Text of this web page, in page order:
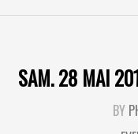
SAM. 28 MAI
BY